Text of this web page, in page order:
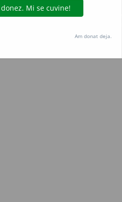
(https://dexonline.ro)
orice metode de extragere automată
de date oferite oficial spre utilizare
Hosterion
Am donat deja.